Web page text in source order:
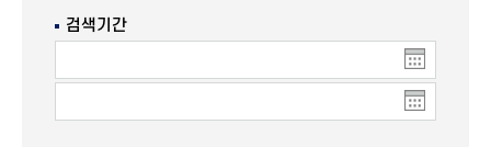
검색기간
종
날